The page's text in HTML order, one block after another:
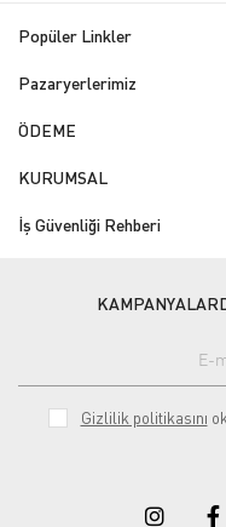
Popüler Linkler
Pazaryerlerimiz
ÖDEME
KURUMSAL
İş Güvenliği Rehberi
Gizlilik politikasını